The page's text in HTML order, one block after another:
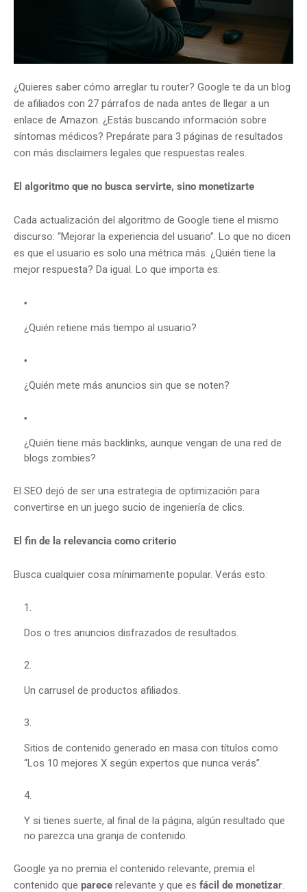
¿Quieres saber cómo arreglar tu router? Google te da un blog
de afiliados con 27 párrafos de nada antes de llegar a un
enlace de Amazon. ¿Estás buscando información sobre
síntomas médicos? Prepárate para 3 páginas de resultados
con más disclaimers legales que respuestas reales.
El algoritmo que no busca servirte, sino monetizarte
Cada actualización del algoritmo de Google tiene el mismo
discurso: “Mejorar la experiencia del usuario”. Lo que no dicen
es que el usuario es solo una métrica más. ¿Quién tiene la
mejor respuesta? Da igual. Lo que importa es:
¿Quién retiene más tiempo al usuario?
¿Quién mete más anuncios sin que se noten?
¿Quién tiene más backlinks, aunque vengan de una red de
blogs zombies?
El SEO dejó de ser una estrategia de optimización para
convertirse en un juego sucio de ingeniería de clics.
El fin de la relevancia como criterio
Busca cualquier cosa mínimamente popular. Verás esto:
Dos o tres anuncios disfrazados de resultados.
Un carrusel de productos afiliados.
Sitios de contenido generado en masa con títulos como
“Los 10 mejores X según expertos que nunca verás”.
Y si tienes suerte, al final de la página, algún resultado que
no parezca una granja de contenido.
Google ya no premia el contenido relevante, premia el
contenido que parece relevante y que es fácil de monetizar.